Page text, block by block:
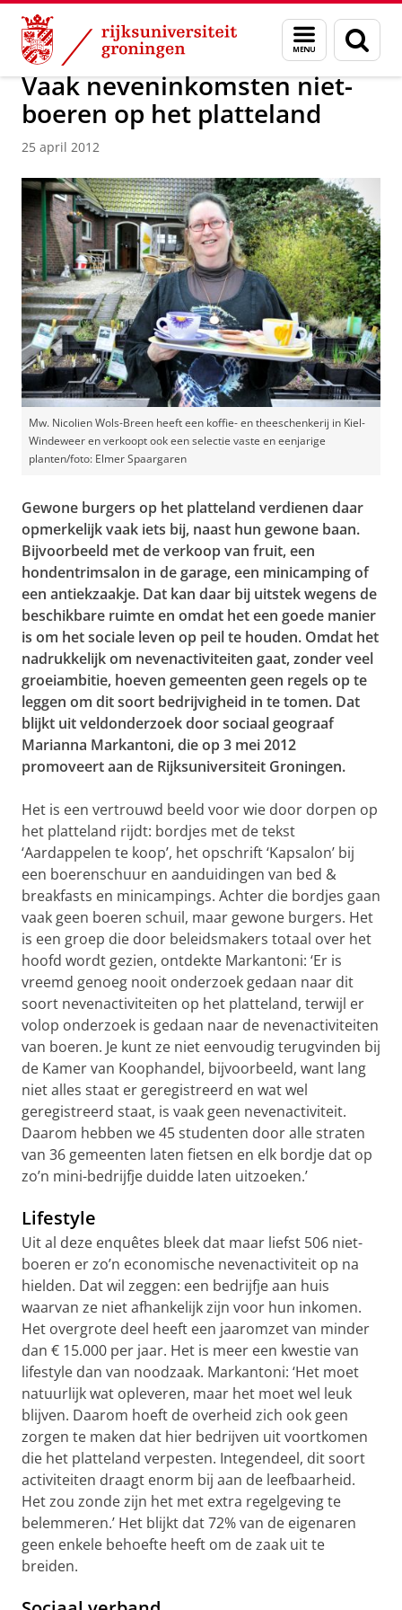
Skip
Content
Skip
Navigation
Menu
en
zoeken
Over ons Actueel Nieuws Nieuwsberichten
Vaak neveninkomsten niet-
boeren op het platteland
25 april 2012
Mw. Nicolien Wols-Breen heeft een koffie- en theeschenkerij in Kiel-
Windeweer en verkoopt ook een selectie vaste en eenjarige
planten/foto: Elmer Spaargaren
Gewone burgers op het platteland verdienen daar
opmerkelijk vaak iets bij, naast hun gewone baan.
Bijvoorbeeld met de verkoop van fruit, een
hondentrimsalon in de garage, een minicamping of
een antiekzaakje. Dat kan daar bij uitstek wegens de
beschikbare ruimte en omdat het een goede manier
is om het sociale leven op peil te houden. Omdat het
nadrukkelijk om nevenactiviteiten gaat, zonder veel
groeiambitie, hoeven gemeenten geen regels op te
leggen om dit soort bedrijvigheid in te tomen. Dat
blijkt uit veldonderzoek door sociaal geograaf
Marianna Markantoni, die op 3 mei 2012
promoveert aan de Rijksuniversiteit Groningen.
Het is een vertrouwd beeld voor wie door dorpen op
het platteland rijdt: bordjes met de tekst
‘Aardappelen te koop’, het opschrift ‘Kapsalon’ bij
een boerenschuur en aanduidingen van bed &
breakfasts en minicampings. Achter die bordjes gaan
vaak geen boeren schuil, maar gewone burgers. Het
is een groep die door beleidsmakers totaal over het
hoofd wordt gezien, ontdekte Markantoni: ‘Er is
vreemd genoeg nooit onderzoek gedaan naar dit
soort nevenactiviteiten op het platteland, terwijl er
volop onderzoek is gedaan naar de nevenactiviteiten
van boeren. Je kunt ze niet eenvoudig terugvinden bij
de Kamer van Koophandel, bijvoorbeeld, want lang
niet alles staat er geregistreerd en wat wel
geregistreerd staat, is vaak geen nevenactiviteit.
Daarom hebben we 45 studenten door alle straten
van 36 gemeenten laten fietsen en elk bordje dat op
zo’n mini-bedrijfje duidde laten uitzoeken.’
Lifestyle
Uit al deze enquêtes bleek dat maar liefst 506 niet-
boeren er zo’n economische nevenactiviteit op na
hielden. Dat wil zeggen: een bedrijfje aan huis
waarvan ze niet afhankelijk zijn voor hun inkomen.
Het overgrote deel heeft een jaaromzet van minder
dan € 15.000 per jaar. Het is meer een kwestie van
lifestyle dan van noodzaak. Markantoni: ‘Het moet
natuurlijk wat opleveren, maar het moet wel leuk
blijven. Daarom hoeft de overheid zich ook geen
zorgen te maken dat hier bedrijven uit voortkomen
die het platteland verpesten. Integendeel, dit soort
activiteiten draagt enorm bij aan de leefbaarheid.
Het zou zonde zijn het met extra regelgeving te
belemmeren.’ Het blijkt dat 72% van de eigenaren
geen enkele behoefte heeft om de zaak uit te
breiden.